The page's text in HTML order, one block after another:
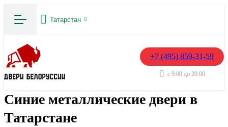
Татарстан
+7 (495) 859-31-59
с 9:00 до 20:00
Синие металлические двери в
Татарстане